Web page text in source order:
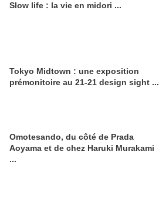
Slow life : la vie en midori ...
Tokyo Midtown : une exposition
prémonitoire au 21-21 design sight ...
Omotesando, du côté de Prada
Aoyama et de chez Haruki Murakami
...